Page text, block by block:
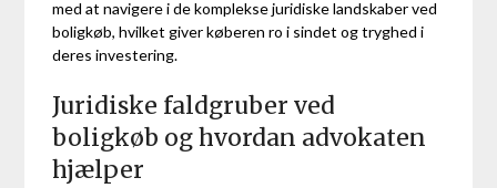
med at navigere i de komplekse juridiske landskaber ved
boligkøb, hvilket giver køberen ro i sindet og tryghed i
deres investering.
Juridiske faldgruber ved
boligkøb og hvordan advokaten
hjælper